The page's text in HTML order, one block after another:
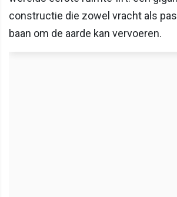
constructie die zowel vracht als
baan om de aarde kan vervoeren.